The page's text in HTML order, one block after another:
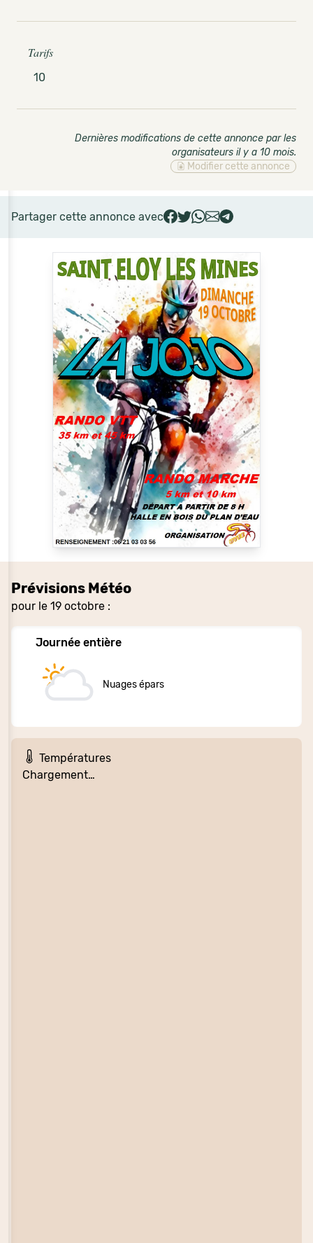
Prévisions Météo
pour le 19 octobre :
Journée entière
Nuages épars
Températures
Chargement…
Tarifs
10
Dernières modifications de cette annonce par les
organisateurs il y a 10 mois.
Modifier cette annonce
Partager cette annonce avec